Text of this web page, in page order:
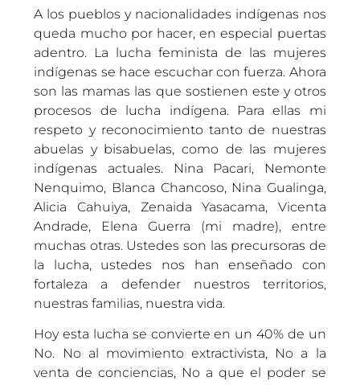
A los pueblos y nacionalidades indígenas nos
queda mucho por hacer, en especial puertas
adentro. La lucha feminista de las mujeres
indígenas se hace escuchar con fuerza. Ahora
son las mamas las que sostienen este y otros
procesos de lucha indígena. Para ellas mi
respeto y reconocimiento tanto de nuestras
abuelas y bisabuelas, como de las mujeres
indígenas actuales. Nina Pacari, Nemonte
Nenquimo, Blanca Chancoso, Nina Gualinga,
Alicia Cahuiya, Zenaida Yasacama, Vicenta
Andrade, Elena Guerra (mi madre), entre
muchas otras. Ustedes son las precursoras de
la lucha, ustedes nos han enseñado con
fortaleza a defender nuestros territorios,
nuestras familias, nuestra vida.
Hoy esta lucha se convierte en un 40% de un
No. No al movimiento extractivista, No a la
venta de conciencias, No a que el poder se